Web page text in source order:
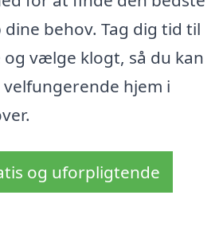
behov. Tag dig tid til
vælge klogt, så du kan
hjem i
og uforpligtende